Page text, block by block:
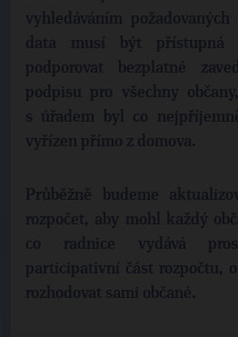
vyhledáváním
data musí být přístupná
podporovat bezplatné
podpisu pro všechny
s úřadem byl co
vyřízen přímo z domova.
Průběžně budeme
rozpočet, aby mohl každý
co radnice vydává
participativní část rozpočtu,
rozhodovat sami občané.